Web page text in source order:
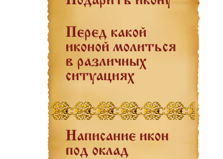
Перед какой
иконой молиться
в различных
ситуациях
Написание икон
под оклад